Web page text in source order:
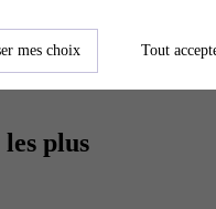
plus
mes choix Tout